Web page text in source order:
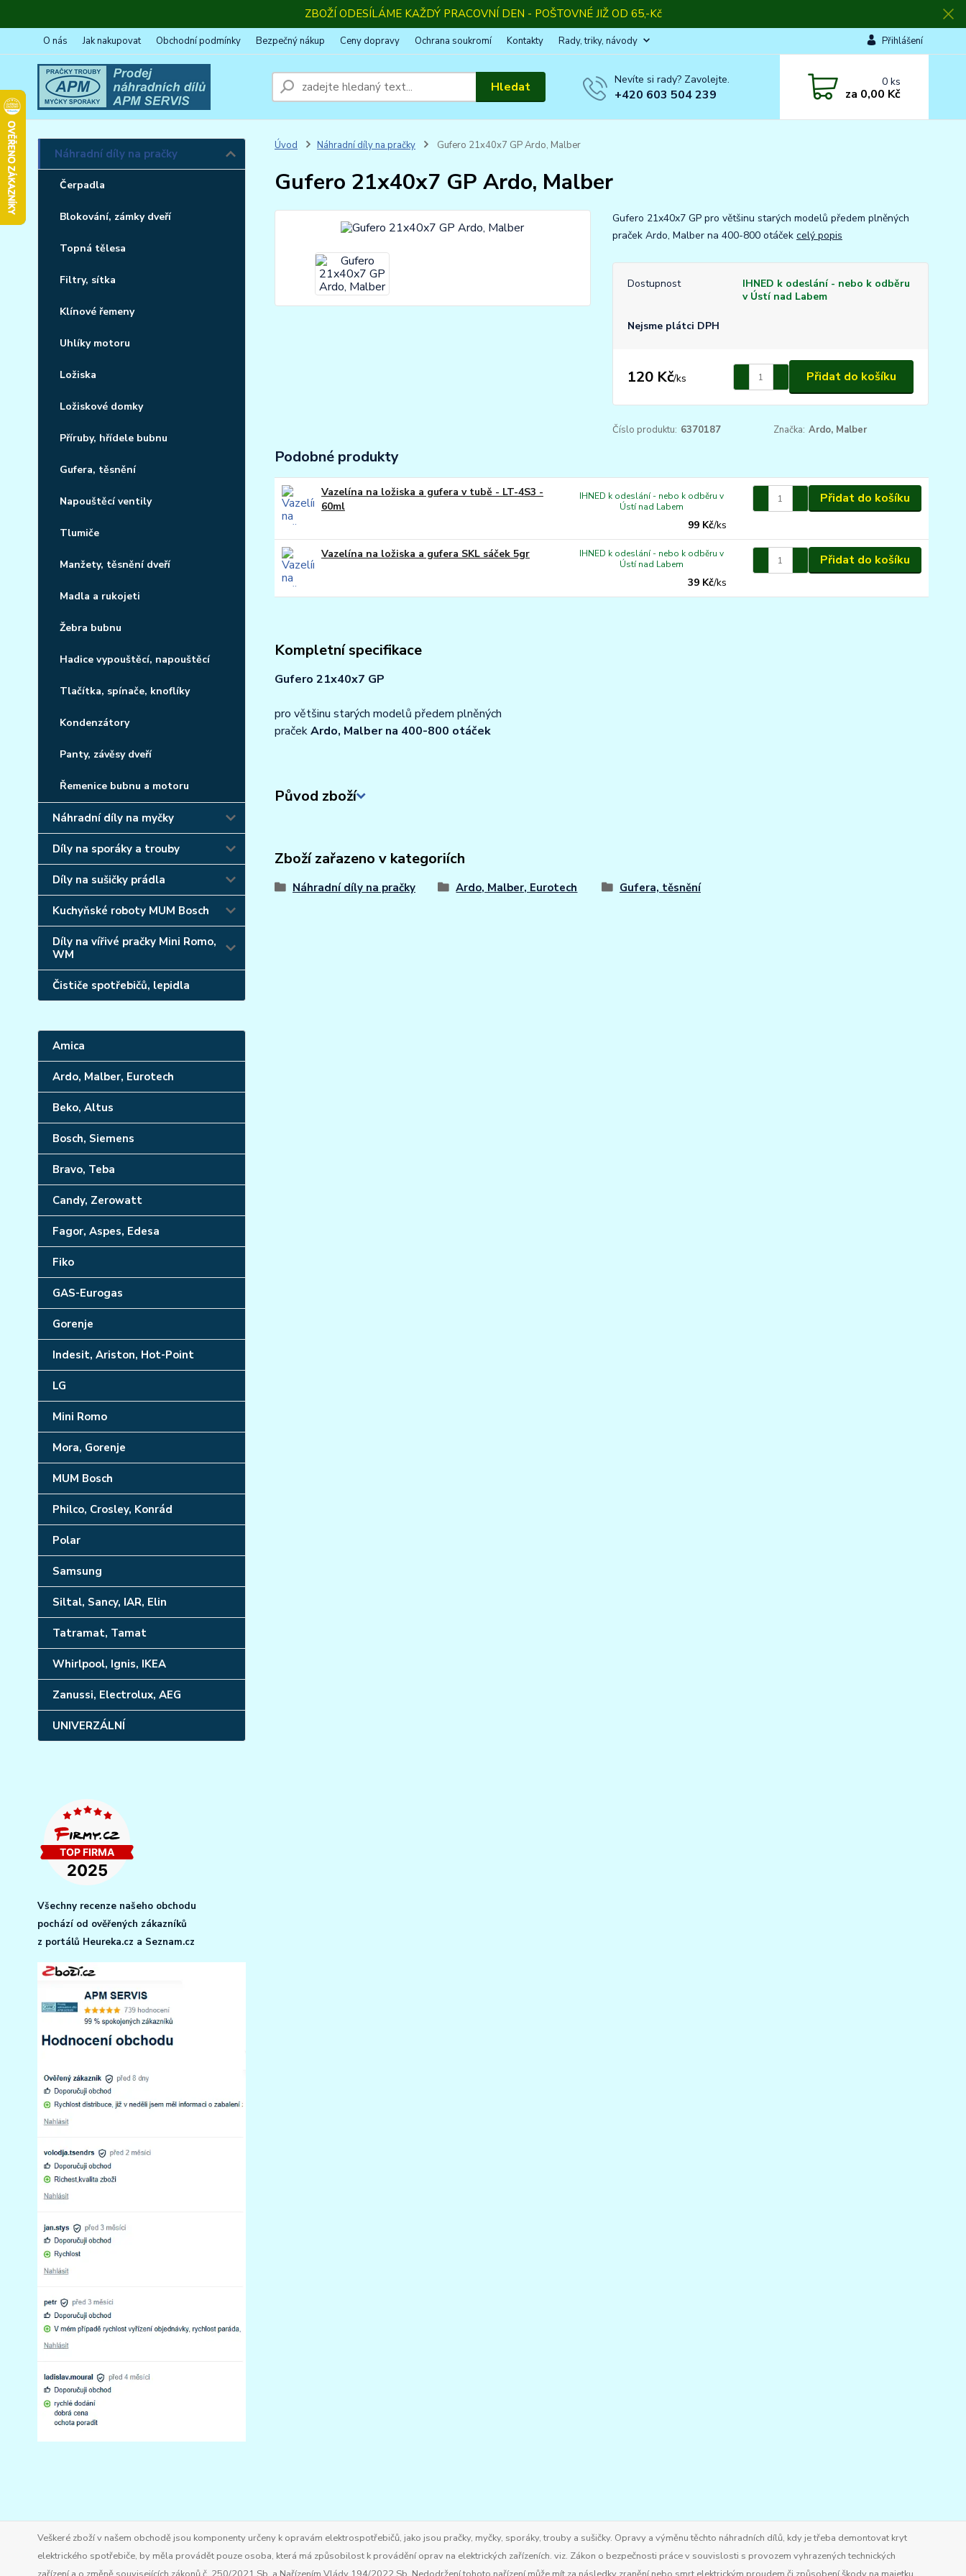
ZBOŽÍ ODESÍLÁME KAŽDÝ PRACOVNÍ DEN - POŠTOVNÉ JIŽ OD 65,-Kč
O nás Jak nakupovat Obchodní podmínky Bezpečný nákup Ceny dopravy Ochrana soukromí Kontakty Rady, triky, návody Přihlášení
Hledat Nevíte si rady? Zavolejte.
+420 603 504 239
0ks
za 0,00 Kč
Náhradní díly na pračky
Čerpadla
Blokování, zámky dveří
Topná tělesa
Filtry, sítka
Klínové řemeny
Uhlíky motoru
Ložiska
Ložiskové domky
Příruby, hřídele bubnu
Gufera, těsnění
Napouštěcí ventily
Tlumiče
Manžety, těsnění dveří
Madla a rukojeti
Žebra bubnu
Hadice vypouštěcí, napouštěcí
Tlačítka, spínače, knoflíky
Kondenzátory
Panty, závěsy dveří
Řemenice bubnu a motoru
Náhradní díly na myčky
Díly na sporáky a trouby
Díly na sušičky prádla
Kuchyňské roboty MUM Bosch
Díly na vířivé pračky Mini Romo,
WM
Čističe spotřebičů, lepidla
Amica
Ardo, Malber, Eurotech
Beko, Altus
Bosch, Siemens
Bravo, Teba
Candy, Zerowatt
Fagor, Aspes, Edesa
Fiko
GAS-Eurogas
Gorenje
Indesit, Ariston, Hot-Point
LG
Mini Romo
Mora, Gorenje
MUM Bosch
Philco, Crosley, Konrád
Polar
Samsung
Siltal, Sancy, IAR, Elin
Tatramat, Tamat
Whirlpool, Ignis, IKEA
Zanussi, Electrolux, AEG
UNIVERZÁLNÍ
Všechny recenze našeho obchodu
pochází od ověřených zákazníků
z portálů Heureka.cz a Seznam.cz
Úvod Náhradní díly na pračky Gufero 21x40x7 GP Ardo, Malber
Gufero 21x40x7 GP Ardo, Malber
Gufero 21x40x7 GP pro většinu starých modelů předem plněných
praček Ardo, Malber na 400-800 otáček celý popis
Dostupnost
IHNED k odeslání - nebo k odběru
v Ústí nad Labem
Nejsme plátci DPH
120 Kč/ks Přidat do košíku
Číslo produktu: 6370187 Značka: Ardo, Malber
Podobné produkty
Vazelína na ložiska a gufera v tubě - LT-4S3 -
60ml
99 Kč/ks
IHNED k odeslání - nebo k odběru v
Ústí nad Labem
Přidat do košíku
Vazelína na ložiska a gufera SKL sáček 5gr
39 Kč/ks
IHNED k odeslání - nebo k odběru v
Ústí nad Labem
Přidat do košíku
Kompletní specifikace
Gufero 21x40x7 GP
pro většinu starých modelů předem plněných
pračekArdo, Malber na 400-800 otáček
Původ zboží
Zboží zařazeno v kategoriích
Náhradní díly na pračky Ardo, Malber, Eurotech Gufera, těsnění
Veškeré zboží v našem obchodě jsou komponenty určeny k opravám elektrospotřebičů, jako jsou pračky, myčky, sporáky, trouby a sušičky. Opravy a výměnu těchto náhradních dílů, kdy je třeba demontovat kryt
elektrického spotřebiče, by měla provádět pouze osoba, která má způsobilost k provádění oprav na elektrických zařízeních. viz. Zákon o bezpečnosti práce v souvislosti s provozem vyhrazených technických